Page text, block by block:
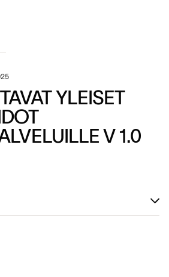
YLEISET
V 1.0